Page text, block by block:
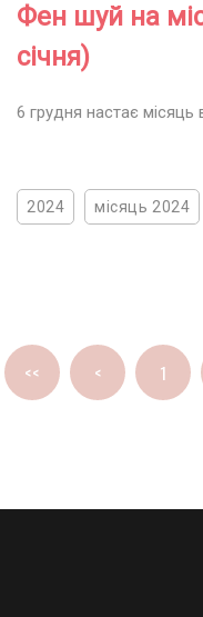
Фен шуй на
січня)
6 грудня настає
2024 місяць 2024
<< < 1